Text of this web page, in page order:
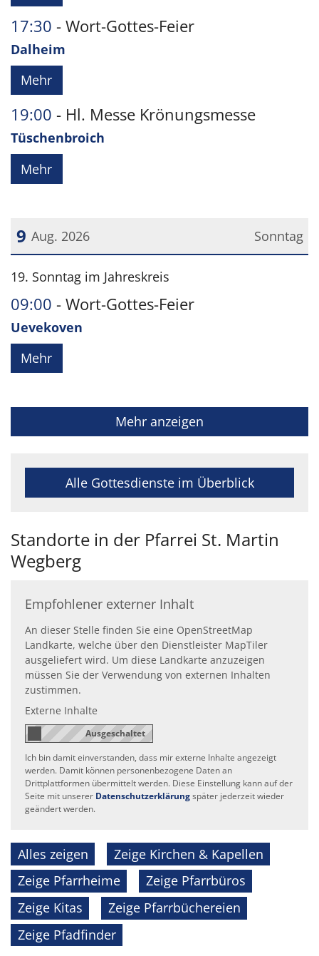
17:30 Wort-Gottes-Feier
Dalheim
Mehr
19:00 Hl. Messe Krönungsmesse
Tüschenbroich
Mehr
Sonntag
9 Aug. 2026
Datum: 9. August 2026
19. Sonntag im Jahreskreis
09:00 Wort-Gottes-Feier
Uevekoven
Mehr
Mehr anzeigen
Alle Gottesdienste im Überblick
Standorte in der Pfarrei St. Martin
Wegberg
Empfohlener externer Inhalt
An dieser Stelle finden Sie eine OpenStreetMap
Landkarte, welche über den Dienstleister MapTiler
ausgeliefert wird. Um diese Landkarte anzuzeigen
müssen Sie der Verwendung von externen Inhalten
zustimmen.
Externe Inhalte
Ich bin damit einverstanden, dass mir externe Inhalte angezeigt
werden. Damit können personenbezogene Daten an
Drittplattformen übermittelt werden. Diese Einstellung kann auf der
Seite mit unserer Datenschutzerklärungspäter jederzeit wieder
geändert werden.
Alles zeigen
Zeige Kirchen & Kapellen
Zeige Pfarrheime
Zeige Pfarrbüros
Zeige Kitas
Zeige Pfarrbüchereien
Zeige Pfadfinder